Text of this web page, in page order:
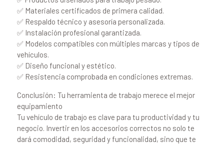
✅ Materiales certificados de primera calidad.
✅ Respaldo técnico y asesoría personalizada.
✅ Instalación profesional garantizada.
✅ Modelos compatibles con múltiples marcas y tipos de
vehículos.
✅ Diseño funcional y estético.
✅ Resistencia comprobada en condiciones extremas.
Conclusión: Tu herramienta de trabajo merece el mejor
equipamiento
Tu vehículo de trabajo es clave para tu productividad y tu
negocio. Invertir en los accesorios correctos no solo te
dará comodidad, seguridad y funcionalidad, sino que te